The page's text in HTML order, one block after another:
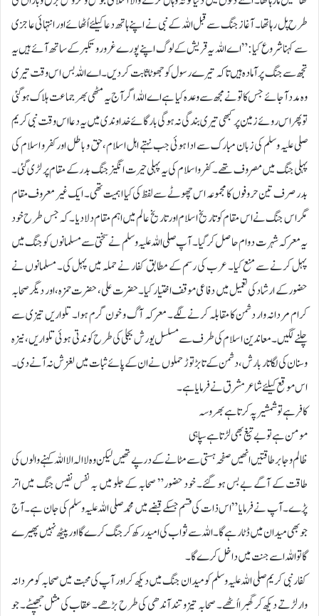
طرح پل رہا تھا ۔ آغاز جنگ سے قبل اللہ کے نبی نے اپنےہاتھ دعا کیلئے اُٹھائے اور انتہائی عاجزی
سے کہنا شروع کیا: ” اے اللہ یہ قریش کے لوگ اپنے پورے غرور و تکبر کے ساتھ آئے ہیں یہ
تجھ سے جنگ پر آمادہ ہیں تا کہ تیرے رسول کو جھوٹا ثابت کر دیں۔ اے اللہ بس اس وقت تیری
وہ مدد آ جائے جس کا تو نے مجھ سے وعدہ کیا ہے اے اللہ اگر آج یہ مٹھی بھر جماعت ہلاک ہو گئی
تو پھر اس روئے زمین پرکبھی تیری بندگی نہ ہوگی بارگائے خداوندی میں یہ دعا اس وقت نبی کریم
صلی علیہ وسلم کی زبان مبارک سے ادا ہوئی جب نہتے اہل اسلام،حق و باطل اور کفر و اسلام کی
پہلی جنگ میں مصروف تھے۔ کفر و اسلام کی یہ پہلی حیرت انگیز جنگ بدر کے مقام پر لڑی گئی۔
بدر صرف تین حروفوں کا مجموعہ اس چھوٹے سے لفظ کی کیا اہمیت تھی۔ ایک غیر معروف مقام
مگر اس جنگ نے اس مقام کو تاریخ اسلام اور تاریخ عالم میں اہم مقام دلا دیا ۔ کہ جس طرح خود
یہ معرکہ شہرت دوام حاصل کر گیا۔ آپ صلی اللہ علیہ وسلم نے سختی سے مسلمانوں کو جنگ میں
پہل کرنے سے منع کیا۔ عرب کی رسم کے مطابق کفار نے حملہ میں پہل کی۔ مسلمانوں نے
حضور کے ارشاد کی تعمیل میں دفاعی موقف اختیار کیا ۔ حضرت علی، حضرت حمزہ ، اور دیگر صحابہ
کرام مردانہ وار دشمن کا مقابلہ کرنے لگے۔ معرکہ آگ و خون گرم ہوا۔ تلواریں تیزی سے
چلنے لگیں۔ معاندین اسلام کی طرف سے مسلسل یورش بجلی کی طرح کو ندتی ہوئی تلواریں، نیزہ
و سنان کی لگاتار بارش، دشمن کے تابڑ توڑ حملوں نے ان کے پائے ثبات میں لغزش نہ آنے دی۔
اس موقع کیلئے شاعر مشرق نے فرمایا ہے۔
کا فر ہے تو شمشیر پہ کرتا ہے بھروسہ
مومن ہے تو بے تیغ بھی لڑتا ہے سپاہی
ظالم و جابر طاقتیں انھیں صفحہ ہستی سے مٹانے کے درپے تھیں لیکن وہ لا الہ الا اللہ کہنے والوں کی
طاقت کے آگے بے بس ہو گئے۔ خود حضور” صحابہ کے جلو میں بہ نفس نفیس جنگ میں اتر
پڑے۔ آپ نے فرمایا ” اس ذات کی قسم جسکے قبضے میں محمد صلی اللہ علیہ وسلم کی جان ہے۔ آج
جو بھی میدان میں ڈٹا ر ہے گا ۔ اللہ سے ثواب کی امید رکھ کر جنگ کرے گا اور پیٹھ نہیں پھیرے
گا تواللہ اسے جنت میں داخل کرے گا۔
کفار نبی کریم صلی اللہ علیہ وسلم کو میدان جنگ میں دیکھ کر اور آپ کی محبت میں صحابہ کو مردانہ
وارلڑتے دیکھ کر گھبرا اُٹھے۔ صحابہ تیز و تند آندھی کی طرح بڑھے۔ عقاب کی مثل جھپٹے۔ جو